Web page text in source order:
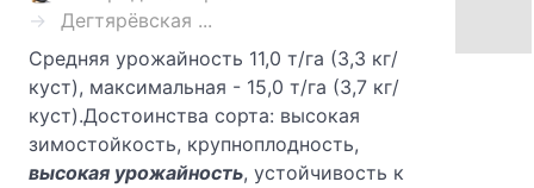
Дегтярёвская ...
Средняя урожайность 11,0 т/га (3,3 кг/
куст), максимальная - 15,0 т/га (3,7 кг/
куст).Достоинства сорта: высокая
зимостойкость, крупноплодность,
высокая урожайность, устойчивость к